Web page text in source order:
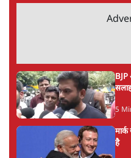
और वैश्विक स्तर पर कायम
रहा है। मामला महज अयोध्या
लेकिन उनके दूसरे नंबर के
हिंदू विरोधी और
बदनाम करने के लिए कर रहे हैं
कहीं ऐसा तो नहीं कि हिंदू
तक अन्याय के विरुद्ध बोलने
आधारित समाज बनाने से